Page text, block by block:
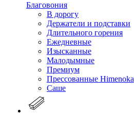
Благовония
В дорогу
Держатели и подставки
Длительного горения
Ежедневные
Изысканные
Малодымные
Премиум
Прессованные Himenoka
Саше